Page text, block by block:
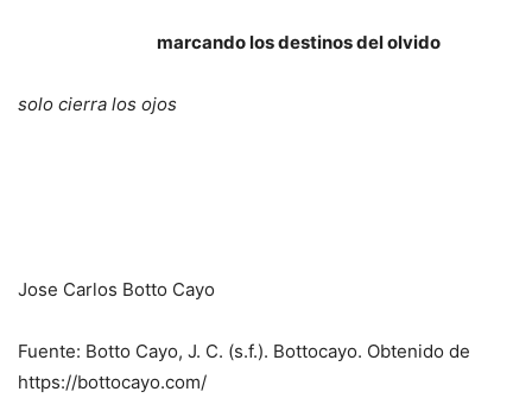
marcando los destinos del olvido
solo cierra los ojos
Jose Carlos Botto Cayo
Fuente: Botto Cayo, J. C. (s.f.). Bottocayo. Obtenido de
https://bottocayo.com/